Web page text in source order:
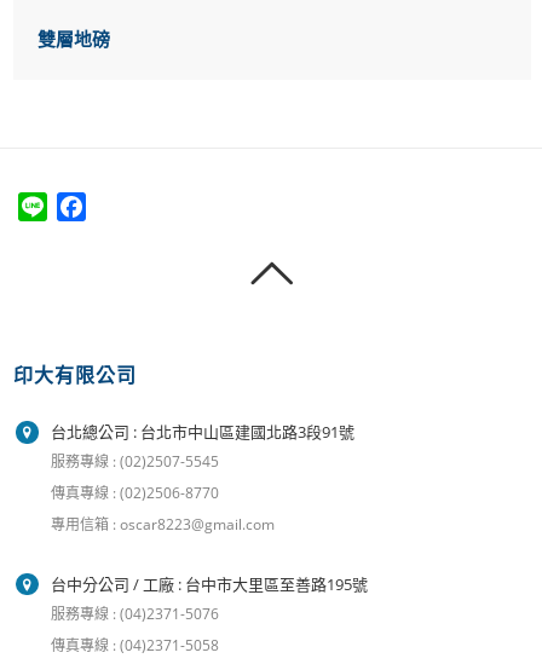
雙層地磅
Line
印大有限公司
台北總公司 : 台北市中山區建國北路3段91號
服務專線 : (02)2507-5545
傳真專線 : (02)2506-8770
專用信箱 : oscar8223@gmail.com
台中分公司 / 工廠 : 台中市大里區至善路195號
服務專線 : (04)2371-5076
傳真專線 : (04)2371-5058